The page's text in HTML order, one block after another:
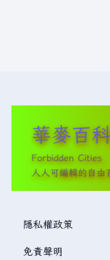
華麥百
Forbidden Cities
人人可編輯的自由
隱私權政策
免責聲明